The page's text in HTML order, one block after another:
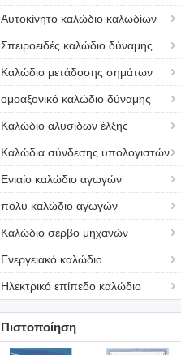
Αυτοκίνητο καλώδιο καλωδίων
Σπειροειδές καλώδιο δύναμης
Καλώδιο μετάδοσης σημάτων
ομοαξονικό καλώδιο δύναμης
Καλώδιο αλυσίδων έλξης
Καλώδια σύνδεσης υπολογιστών
Ενιαίο καλώδιο αγωγών
πολυ καλώδιο αγωγών
Καλώδιο σερβο μηχανών
Ενεργειακό καλώδιο
Ηλεκτρικό επίπεδο καλώδιο
Πιστοποίηση